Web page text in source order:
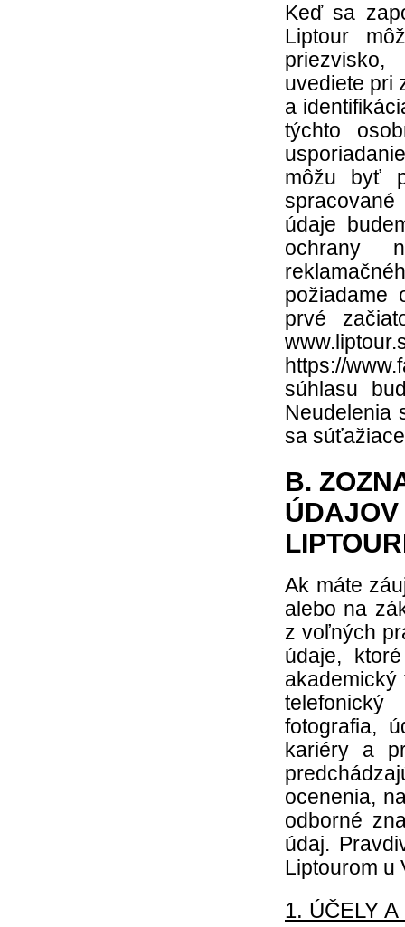
Keď sa
Liptour
uvediete pri
a
týchto
môžu byť
údaje
ochrany
požiadame
prvé
https://
súhlasu
Neudelenia
sa
B.
Ak máte
alebo na
z voľných
údaje,
akademický
fotografia,
kariéry a
ocenenia,
odborné
údaj.
Liptourom u
1. ÚČELY